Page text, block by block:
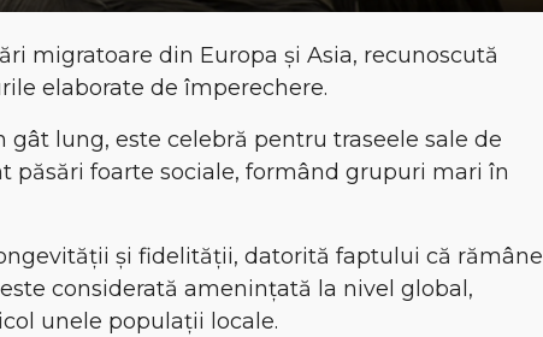
migratoare din Europa și Asia, recunoscută
elaborate de împerechere.
gât lung, este celebră pentru traseele sale de
păsări foarte sociale, formând grupuri mari în
și fidelității, datorită faptului că rămâne
considerată amenințată la nivel global,
unele populații locale.